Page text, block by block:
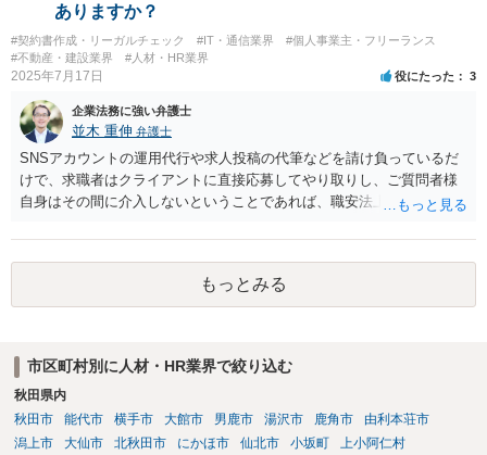
ありますか？
#契約書作成・リーガルチェック #IT・通信業界
#個人事業主・フリーランス
#不動産・建設業界
#人材・HR業界
2025年7月17日 役にたった 3
企業法務に強い弁護士
並木 重伸 弁護士
SNSアカウントの運用代行や求人投稿の代筆などを請け負っているだ
けで、求職者はクライアントに直接応募してやり取りし、ご質問者様
自身はその間に介入しないということであれば、職安法上の「募集情
られます。 求職者の情報を収集する場合は「特定募集情報等提供事
業」に該当して届出が必要になりますが、ご質問内容を見る限りそれ
にも該当しないと思われます。もっとみる
市区町村別に人材・HR業界で絞り込む
秋田県内
秋田市
能代市 横手市 大館市 男鹿市 湯沢市 鹿角市
由利本荘市
潟上市
大仙市 北秋田市 にかほ市 仙北市 小坂町
上小阿仁村